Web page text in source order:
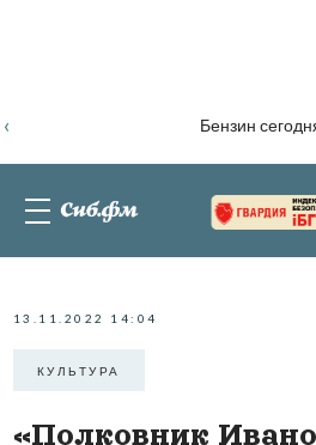
Бензин
‹
13.11.2022 14:04
КУЛЬТУРА
«Полковник